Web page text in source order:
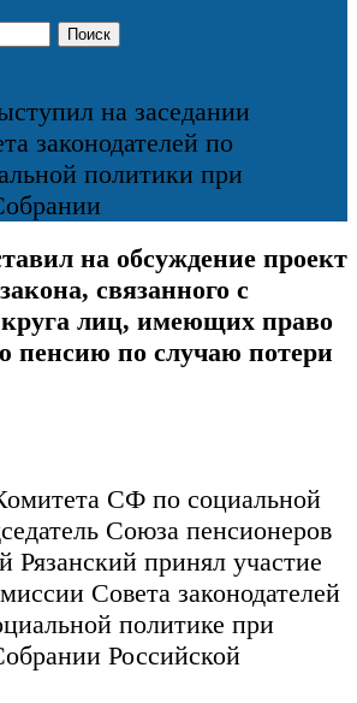
на заседании
законодателей по
политики при
на обсуждение проект
связанного с
лиц, имеющих право
пенсию по случаю потери
СФ по социальной
Союза пенсионеров
Рязанский принял участие
Совета законодателей
политике при
Российской